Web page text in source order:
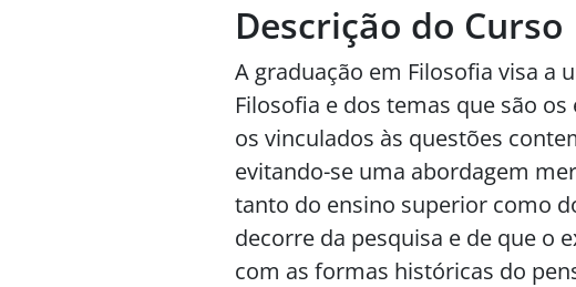
Descrição do Curso
A graduação em Filosofia visa a
Filosofia e dos temas que são
os vinculados às questões
evitando-se uma abordagem
tanto do ensino superior como
decorre da pesquisa e de que o
com as formas históricas do